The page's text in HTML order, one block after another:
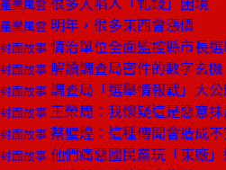
產業風雲
產業風雲 明年，很多東西會漲價
封面故事 情治單位全面監控縣市長
封面故事 解讀調查局密件的數字玄機
封面故事 調查局「選舉情報戰」大
封面故事 王榮周：我懷疑這是惡意
封面故事 蔡璧煌：這種傳聞會造成
封面故事 他們痛惡國民黨玩「東廠